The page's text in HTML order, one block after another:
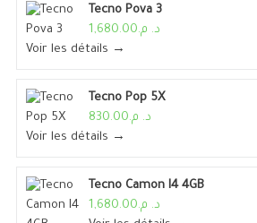
Tecno Pova 3
د. م.1,680.00
Voir les détails →
Tecno Pop 5X
د. م.830.00
Voir les détails →
Tecno Camon I4 4GB
د. م.1,680.00